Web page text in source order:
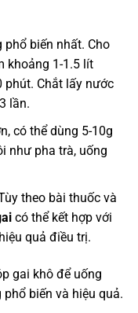
biến nhất. Cho
khoảng 1-1.5 lít
phút. Chắt lấy nước
lần.
có thể dùng 5-10g
như pha trà, uống
theo bài thuốc và
có thể kết hợp với
quả điều trị.
biến và hiệu quả.